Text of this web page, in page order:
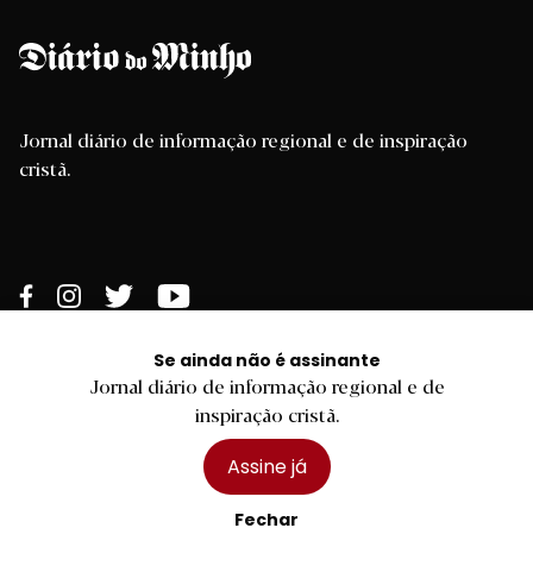
Se ainda não é assinante
Jornal diário de informação regional e de
inspiração cristã.
Assine já
Fechar
Jornal diário de informação regional e de inspiração
cristã.